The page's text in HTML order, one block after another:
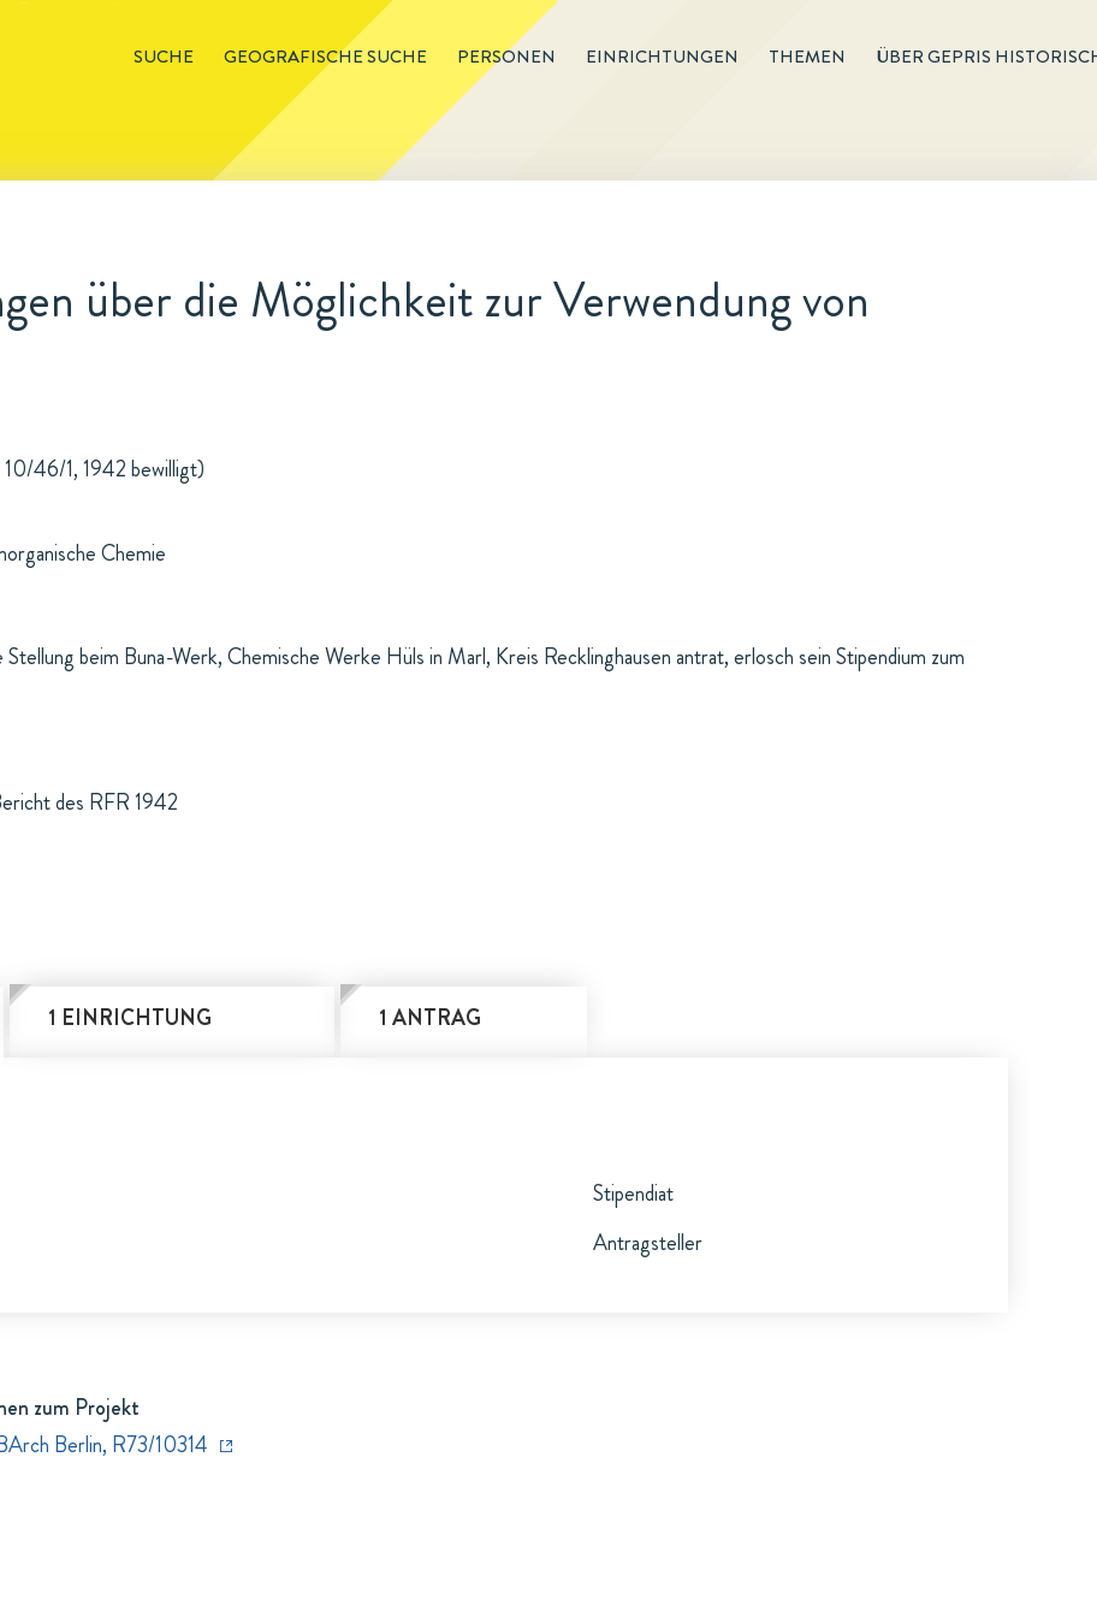
SUCHE GEOGRAFISCHE SUCHE PERSONEN EINRICHTUNGEN THEMEN ÜBER GEPRIS
über die Möglichkeit zur Verwendung von
46/1, 1942 bewilligt)
Chemie
beim Buna-Werk, Chemische Werke Hüls in Marl, Kreis Recklinghausen antrat, erlosch sein Stipendium zum
des RFR 1942
1 EINRICHTUNG 1 ANTRAG
Stipendiat
Antragsteller
zum Projekt
Berlin, R73/10314